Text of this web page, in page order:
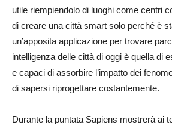
utile riempiendolo di luoghi come centri
di creare una città smart solo perché è
un’apposita applicazione per trovare
intelligenza delle città di oggi è quella di
e capaci di assorbire l’impatto dei
di sapersi riprogettare costantemente.
Durante la puntata Sapiens mostrerà ai